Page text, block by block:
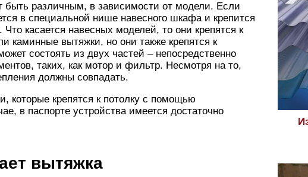
быть различным, в зависимости от модели. Если
в специальной нише навесного шкафа и крепится
касается навесных моделей, то они крепятся к
каминные вытяжки, но они также крепятся к
состоять из двух частей – непосредственно
таких, как мотор и фильтр. Несмотря на то,
должны совпадать.
которые крепятся к потолку с помощью
в паспорте устройства имеется достаточно
вытяжка